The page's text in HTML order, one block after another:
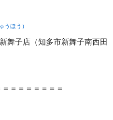
うほう）
舞子店（知多市新舞子南西田
＝＝＝＝＝＝＝